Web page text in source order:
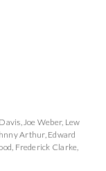
,Joe Weber, Lew
Arthur, Edward
, Frederick Clarke,